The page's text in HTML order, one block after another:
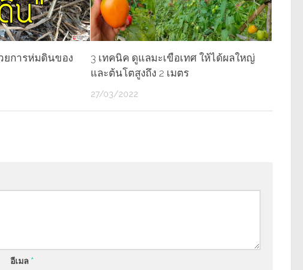
ยการห่มดินของ
3 เทคนิค ดูแลมะเขือเทศ ให้ได้ผลใหญ่
และต้นโตสูงถึง 2 เมตร
27/03/2022
อีเมล *